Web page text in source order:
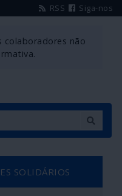
RSS Siga-nos
colaboradores não
SOLIDÁRIOS